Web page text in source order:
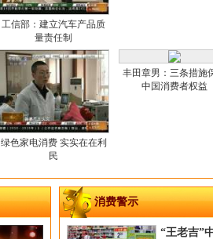
工信部：建立汽车产品质
量责任制
绿色家电消费 实实在在利
民
丰田章男：三条措施
中国消费者权益
消费警示
“王老吉”